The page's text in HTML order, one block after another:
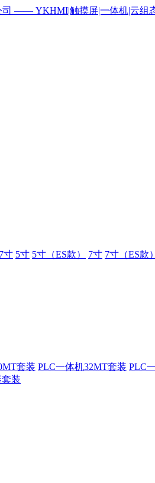
寸 5寸 5寸（ES款） 7寸 7寸（ES款）
套装 PLC一体机32MT套装 PLC
套装